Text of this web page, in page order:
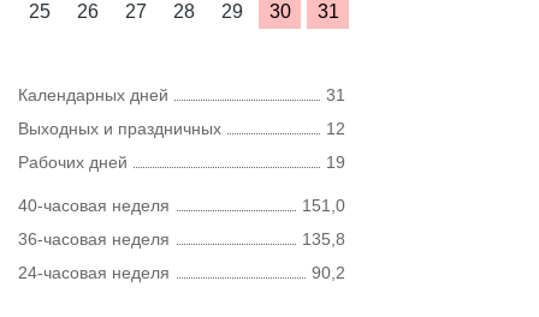
25
26 27 28 29 30 31
Календарных дней
31
Выходных и праздничных
12
Рабочих дней
19
40-часовая неделя
151,0
36-часовая неделя
135,8
24-часовая неделя
90,2